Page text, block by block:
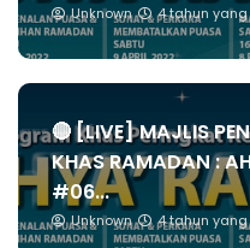
Unknown 4 tahun yang
🔴 [LIVE] MAJLIS
KHAS RAMADAN :
#06...
Unknown 4 tahun yang